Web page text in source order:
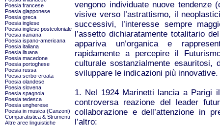
Poesia francese
Poesia giapponese
Poesia greca
Poesia inglese
Poesia inglese postcoloniale
Poesia iraniana
Poesia ispano-americana
Poesia italiana
Poesia lituana
Poesia macedone
Poesia portoghese
Poesia russa
Poesia serbo-croata
Poesia olandese
Poesia slovena
Poesia spagnola
Poesia tedesca
Poesia ungherese
Poesia in musica (Canzoni)
Comparatistica & Strumenti
Altre aree linguistiche
vengono individuate nuove tendenze
visive verso l’astrattismo, il
successivi, l’interesse sempre
l’assetto dichiaratamente totalitario
appariva un’organica e
rapidamente a percepire il
culturale sostanzialmente
sviluppare le indicazioni più innovative.
1. Nel 1924 Marinetti lancia a Parigi
controversa reazione del leader
collaborazione e dell’attenzione in
l’altro: